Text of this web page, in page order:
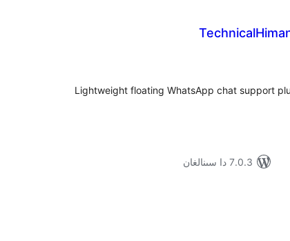
Lightweight floating WhatsApp chat support
7.0.3 دا سىنالغان